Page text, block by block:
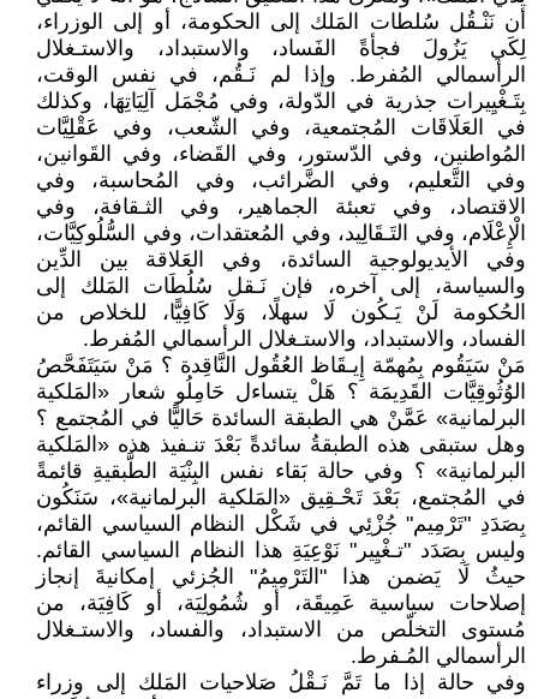
أن نَنْـقُل سُلطات المَلك إلى الحكومة، أو إلى الوزراء،
لِكَي يَزُولَ فجأةً الفَساد، والاستبداد، والاستـغلال
الرأسمالي المُفرط. وإذا لم نَـقُم، في نفس الوقت،
بِتَـغْيِيرات جذرية في الدّولة، وفي مُجْمَل آلِيَاتِهَا، وكذلك
في العَلَاقَات المُجتمعية، وفي الشّعب، وفي عَقْلِيَّات
المُواطنين، وفي الدّستور، وفي القَضاء، وفي القَوانين،
وفي التَّعليم، وفي الضَّرائب، وفي المُحاسبة، وفي
الاقتصاد، وفي تعبئة الجماهير، وفي الثـقافة، وفي
الْإِعْلَام، وفي التَـقَالِيد، وفي المُعتقدات، وفي السُّلُوكِيَّات،
وفي الأيديولوجية السائدة، وفي العَلاقة بين الدِّين
والسياسة، إلى آخره، فإن نَـقل سُلُطَات المَلك إلى
الحُكومة لَنْ يَـكُون لَا سهلًا، وَلَا كَافِيًّا، للخلاص من
الفساد، والاستبداد، والاستـغلال الرأسمالي المُفرط.
مَنْ سَيَقُوم بِمُهمّة إِيـقَاظ العُقُول النَّاقِدة ؟ مَنْ سَيَتَفَحَّصُ
الوُثُوقِيَّات القَدِيمَة ؟ هَلْ يتساءل حَامِلُو شعار «المَلكية
البرلمانية» عَمَّنْ هي الطبقة السائدة حَاليًّا في المُجتمع ؟
وهل ستبقى هذه الطبقةُ سائدةً بَعْدَ تنـفيذ هذه «المَلكية
البرلمانية» ؟ وفي حالة بَقاء نفس البِنْيَة الطَّبقيةِ قائمةً
في المُجتمع، بَعْدَ تَحْـقِيق «المَلكية البرلمانية»، سَنَكُون
بِصَدَدِ "تَرْمِيم" جُزْئِي في شَكْل النظام السياسي القائم،
وليس بِصَدَد "تـغْيِير" نَوْعِيَةِ هذا النظام السياسي القائم.
حيثُ لَا يَضمن هذا "التَرْمِيمُ" الجُزئي إمكانيةَ إنجاز
إصلاحات سياسية عَمِيقَة، أو شُمُولِيَة، أو كَافِيَة، من
مُستوى التخلّص من الاستبداد، والفساد، والاستـغلال
الرأسمالي المُـفرط.
وفي حالة إذا ما تَمَّ نَـقْلُ صَلاحيات المَلك إلى وزراء